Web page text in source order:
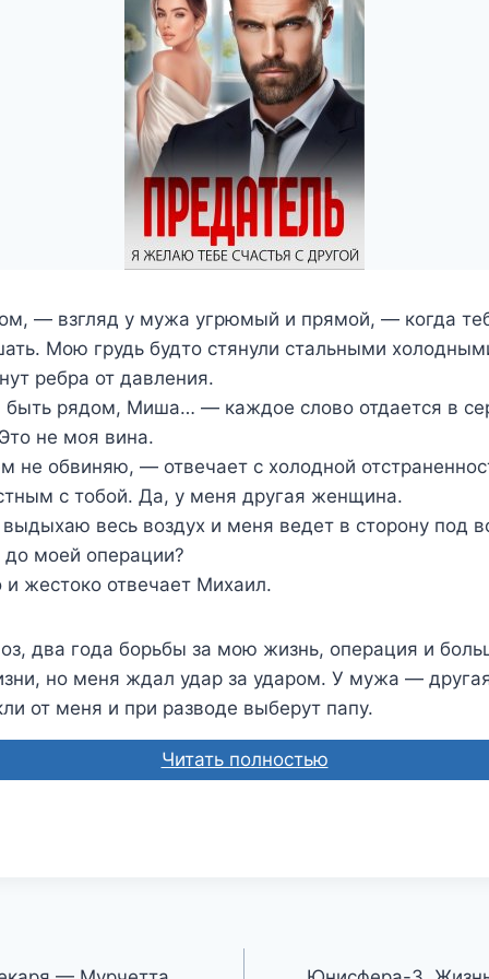
— взгляд у мужа угрюмый и прямой, — когда
Мою грудь будто стянули стальными
ребра от давления.
рядом, Миша… — каждое слово отдается в
не моя вина.
не обвиняю, — отвечает с холодной
с тобой. Да, у меня другая женщина.
весь воздух и меня ведет в сторону под
моей операции?
жестоко отвечает Михаил.
два года борьбы за мою жизнь, операция и
но меня ждал удар за ударом. У мужа —
от меня и при разводе выберут папу.
Читать полностью